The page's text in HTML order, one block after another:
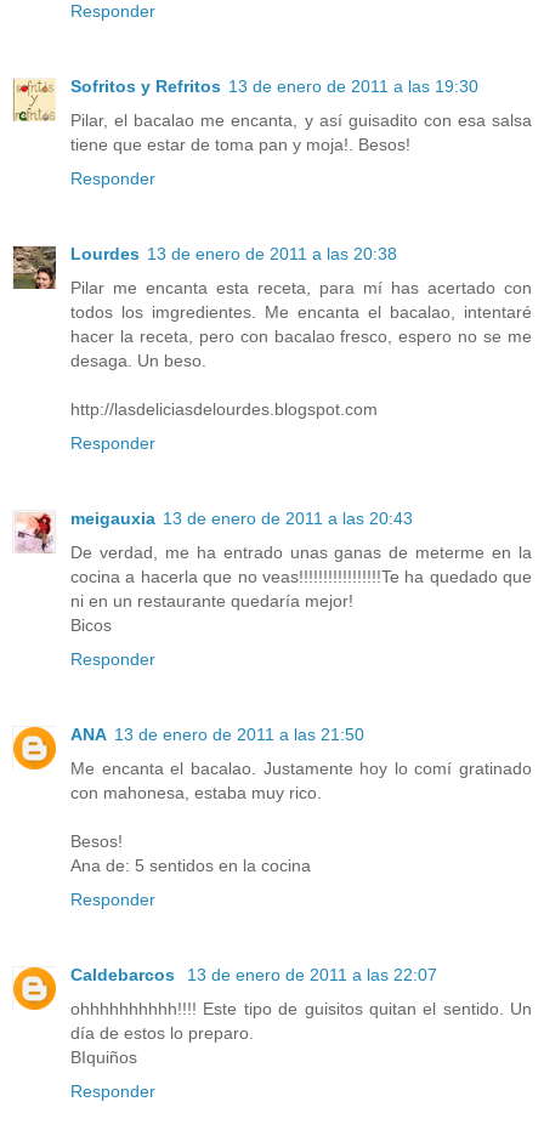
Responder
Sofritos y Refritos 13 de enero de 2011 a las 19:30
Pilar, el bacalao me encanta, y así guisadito con esa salsa
tiene que estar de toma pan y moja!. Besos!
Responder
Lourdes 13 de enero de 2011 a las 20:38
Pilar me encanta esta receta, para mí has acertado con
todos los imgredientes. Me encanta el bacalao, intentaré
hacer la receta, pero con bacalao fresco, espero no se me
desaga. Un beso.
http://lasdeliciasdelourdes.blogspot.com
Responder
meigauxia 13 de enero de 2011 a las 20:43
De verdad, me ha entrado unas ganas de meterme en la
cocina a hacerla que no veas!!!!!!!!!!!!!!!!!Te ha quedado que
ni en un restaurante quedaría mejor!
Bicos
Responder
ANA 13 de enero de 2011 a las 21:50
Me encanta el bacalao. Justamente hoy lo comí gratinado
con mahonesa, estaba muy rico.
Besos!
Ana de: 5 sentidos en la cocina
Responder
Caldebarcos
13 de enero de 2011 a las 22:07
ohhhhhhhhhh!!!! Este tipo de guisitos quitan el sentido. Un
día de estos lo preparo.
BIquiños
Responder